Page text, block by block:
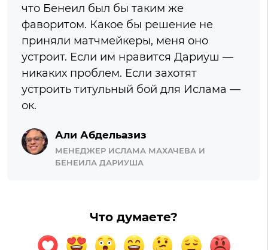
что Бенеил был бы таким же
фаворитом. Какое бы решение не
приняли матчмейкеры, меня оно
устроит. Если им нравится Дариуш —
никаких проблем. Если захотят
устроить титульный бой для Ислама —
ок.
Али Абдельазиз
МЕНЕДЖЕР ИСЛАМА МАХАЧЕВА И
БЕНЕИЛА ДАРИУША
Что думаете?